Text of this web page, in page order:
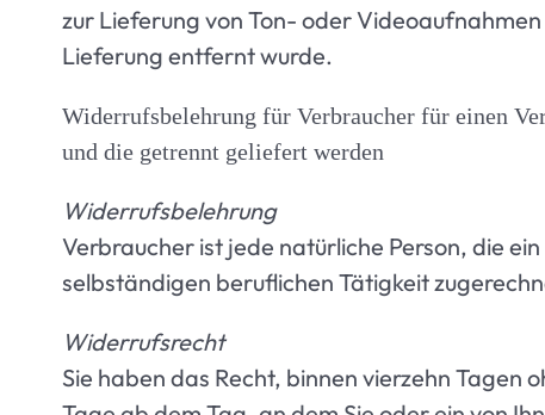
zur Lieferung von Ton- oder
Lieferung entfernt wurde.
Widerrufsbelehrung für Verbraucher für einen
und die getrennt geliefert werden
Widerrufsbelehrung
Verbraucher ist jede natürliche Person, die
selbständigen beruflichen Tätigkeit
Widerrufsrecht
Sie haben das Recht, binnen vierzehn